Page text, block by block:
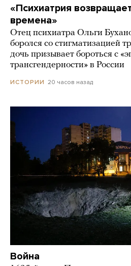
«Психиатрия
времена»
Отец психиатра Ольги
боролся со стигматизацией
дочь призывает бороться с
трансгендерности» в России
ИСТОРИИ 20 часов назад
Война